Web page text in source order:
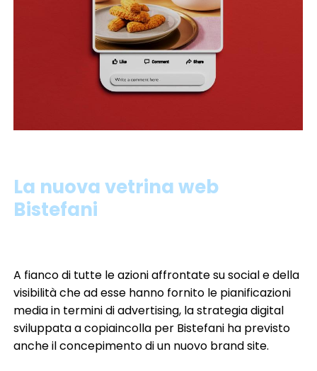
La nuova vetrina web
Bistefani
A fianco di tutte le azioni affrontate su social e della
visibilità che ad esse hanno fornito le pianificazioni
media in termini di advertising, la strategia digital
sviluppata a copiaincolla per Bistefani ha previsto
anche il concepimento di un nuovo brand site.